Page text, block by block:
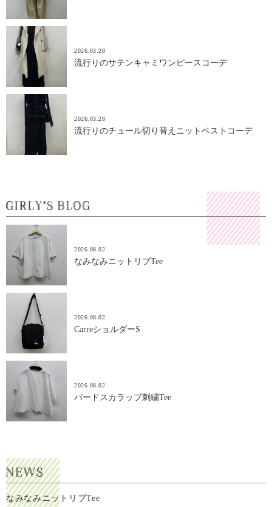
2026.03.28
流行りのサテンキャミワンピースコーデ
2026.03.28
流行りのチュール切り替えニットベストコーデ
2026.08.02
なみなみニットリブTee
2026.08.02
CarreショルダーS
2026.08.02
バードスカラップ刺繍Tee
なみなみニットリブTee